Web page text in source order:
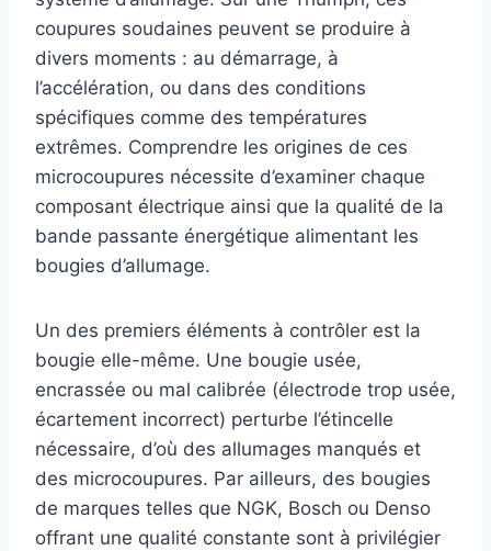
coupures soudaines peuvent se produire à
divers moments : au démarrage, à
l’accélération, ou dans des conditions
spécifiques comme des températures
extrêmes. Comprendre les origines de ces
microcoupures nécessite d’examiner chaque
composant électrique ainsi que la qualité de la
bande passante énergétique alimentant les
bougies d’allumage.
Un des premiers éléments à contrôler est la
bougie elle-même. Une bougie usée,
encrassée ou mal calibrée (électrode trop usée,
écartement incorrect) perturbe l’étincelle
nécessaire, d’où des allumages manqués et
des microcoupures. Par ailleurs, des bougies
de marques telles que NGK, Bosch ou Denso
offrant une qualité constante sont à privilégier